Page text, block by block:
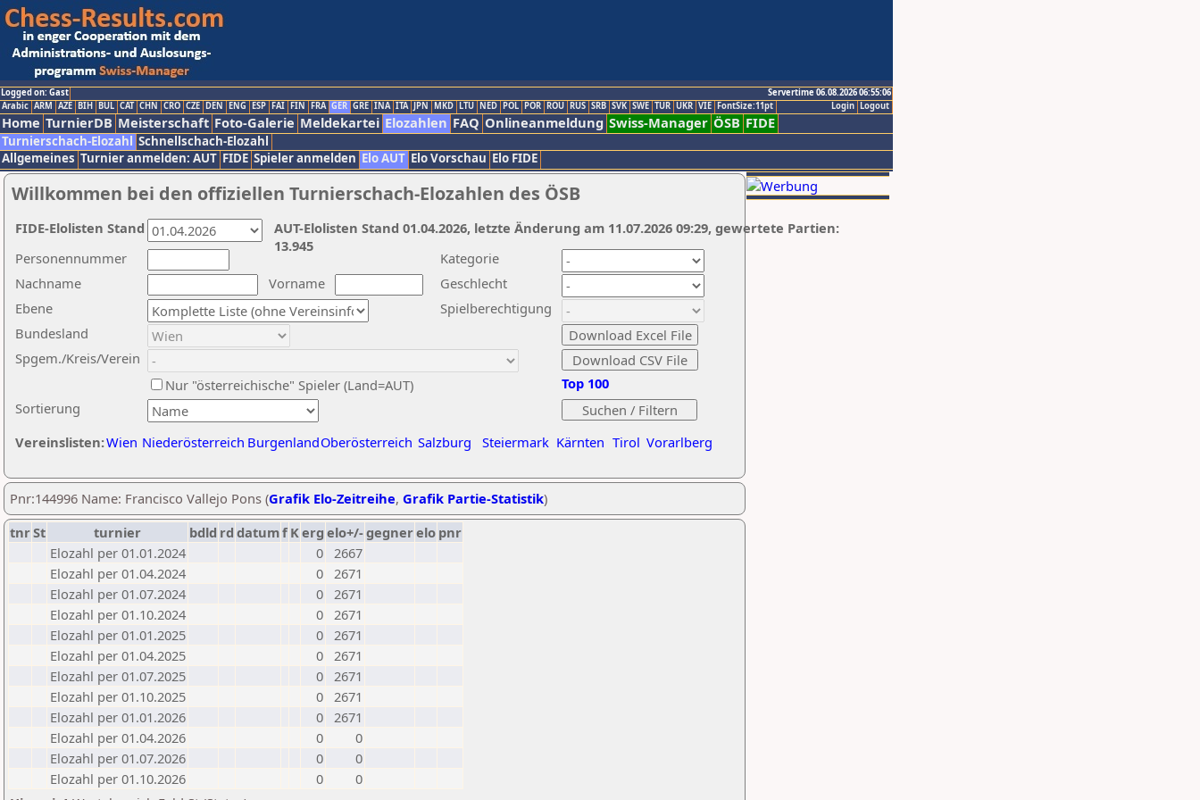
Logged on: Gast
Servertime 06.08.2026 06:55:06
Logout
Login
Arabic ARM AZE BIH BUL CAT CHN CRO CZE DEN ENG ESP FAI FIN FRA GER GRE INA ITA JPN MKD LTU NED POL POR ROU RUS SRB SVK SWE TUR UKR VIE FontSize:11pt
Home TurnierDB Meisterschaft Foto-Galerie Meldekartei Elozahlen FAQ Onlineanmeldung Swiss-Manager ÖSB FIDE
Turnierschach-Elozahl Schnellschach-Elozahl
Allgemeines Turnier anmelden: AUT FIDE Spieler anmelden Elo AUT Elo Vorschau Elo FIDE
Willkommen bei den offiziellen Turnierschach-Elozahlen des ÖSB
Nachname
Vorname
Ebene
Kategorie
Sortierung
Personennummer
Bundesland
Spgem./Kreis/Verein
Geschlecht
Nur "österreichische" Spieler (Land=AUT)
Spielberechtigung
Vereinslisten:Wien Niederösterreich BurgenlandOberösterreich Salzburg Steiermark Kärnten Tirol Vorarlberg
Top 100
AUT-Elolisten Stand 01.04.2026, letzte Änderung am 11.07.2026 09:29, gewertete Partien:
13.945
FIDE-Elolisten Stand
Pnr:144996 Name: Francisco Vallejo Pons (Grafik Elo-Zeitreihe, Grafik Partie-Statistik)
tnrSt turnier bdld rd datumf Kerg elo+/-gegnerelo pnr
Elozahl per 01.01.2024
0 2667
Elozahl per 01.04.2024
0 2671
Elozahl per 01.07.2024
0 2671
Elozahl per 01.10.2024
0 2671
Elozahl per 01.01.2025
0 2671
Elozahl per 01.04.2025
0 2671
Elozahl per 01.07.2025
0 2671
Elozahl per 01.10.2025
0 2671
Elozahl per 01.01.2026
0 2671
Elozahl per 01.04.2026
0
0
Elozahl per 01.07.2026
0
0
Elozahl per 01.10.2026
0
0